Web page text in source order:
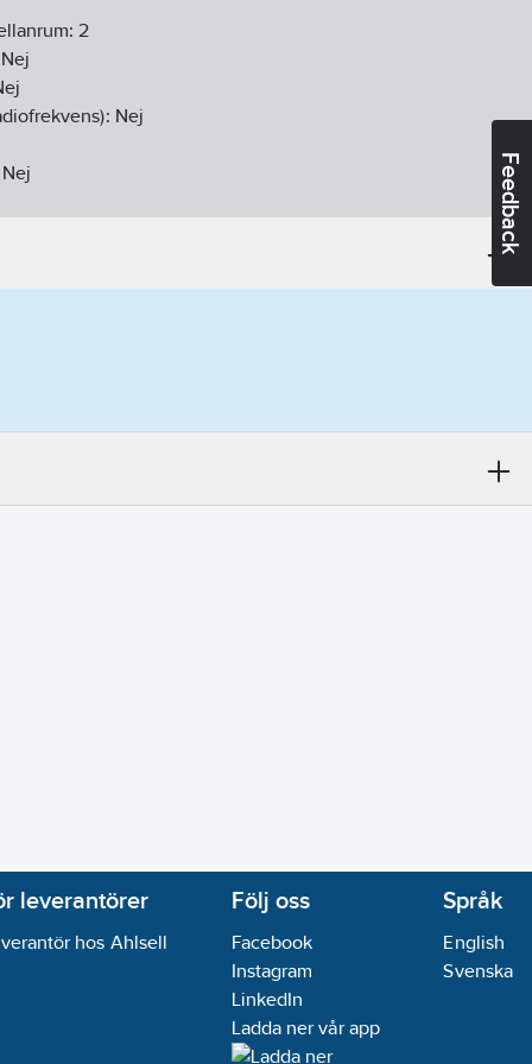
Feedback
2
Nej
Nej
Nej
30
leverantörer
hos Ahlsell
Följ oss
Facebook
Instagram
LinkedIn
Ladda ner vår app
Språk
English
Svenska